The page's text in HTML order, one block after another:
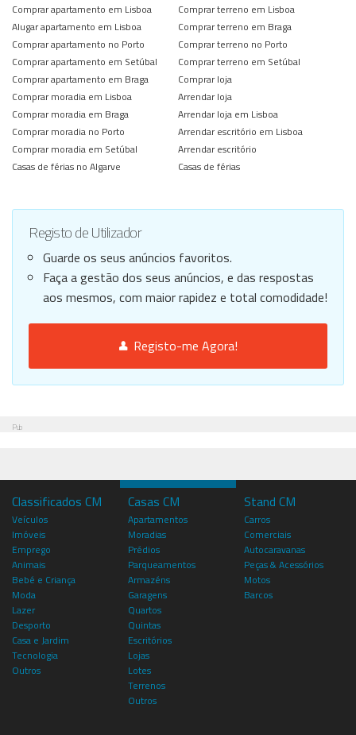
Comprar apartamento em Lisboa
Alugar apartamento em Lisboa
Comprar apartamento no Porto
Comprar apartamento em Setúbal
Comprar apartamento em Braga
Comprar moradia em Lisboa
Comprar moradia em Braga
Comprar moradia no Porto
Comprar moradia em Setúbal
Casas de férias no Algarve
Comprar terreno em Lisboa
Comprar terreno em Braga
Comprar terreno no Porto
Comprar terreno em Setúbal
Comprar loja
Arrendar loja
Arrendar loja em Lisboa
Arrendar escritório em Lisboa
Arrendar escritório
Casas de férias
Registo de Utilizador
Guarde os seus anúncios favoritos.
Faça a gestão dos seus anúncios, e das respostas
aos mesmos, com maior rapidez e total comodidade!
Registo-me Agora!
Pub
Classificados CM
Veículos
Imóveis
Emprego
Animais
Bebé e Criança
Moda
Lazer
Desporto
Casa e Jardim
Tecnologia
Outros
Casas CM
Apartamentos
Moradias
Prédios
Parqueamentos
Armazéns
Garagens
Quartos
Quintas
Escritórios
Lojas
Lotes
Terrenos
Outros
Stand CM
Carros
Comerciais
Autocaravanas
Peças & Acessórios
Motos
Barcos